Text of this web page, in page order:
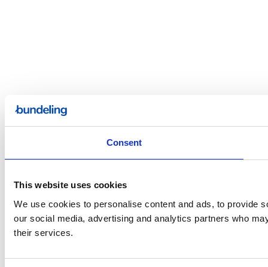
Consent
This website uses cookies
We use cookies to personalise content and ads, to provide
our social media, advertising and analytics partners who
their services.